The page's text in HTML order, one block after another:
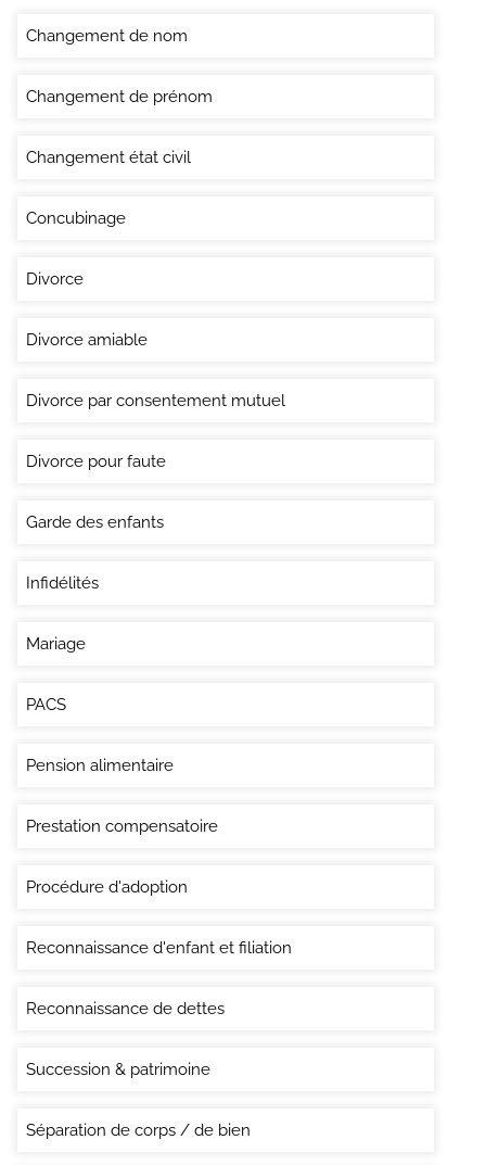
Changement de nom
Changement de prénom
Changement état civil
Concubinage
Divorce
Divorce amiable
Divorce par consentement mutuel
Divorce pour faute
Garde des enfants
Infidélités
Mariage
PACS
Pension alimentaire
Prestation compensatoire
Procédure d'adoption
Reconnaissance d'enfant et filiation
Reconnaissance de dettes
Succession & patrimoine
Séparation de corps / de bien